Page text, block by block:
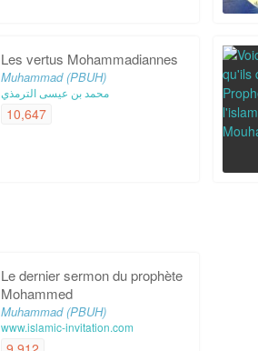
Les vertus Mohammadiannes
Muhammad (PBUH)
محمد بن عيسى الترمذي
10,647
Le dernier sermon du prophète
Mohammed
Muhammad (PBUH)
www.islamic-invitation.com